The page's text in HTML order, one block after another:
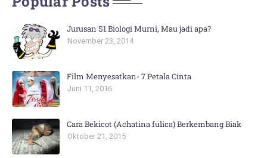
Jurusan S1 Biologi Murni, Mau jadi apa?
November 23, 2014
Film Menyesatkan- 7 Petala Cinta
Juni 11, 2016
Cara Bekicot (Achatina fulica) Berkembang Biak
Oktober 21, 2015